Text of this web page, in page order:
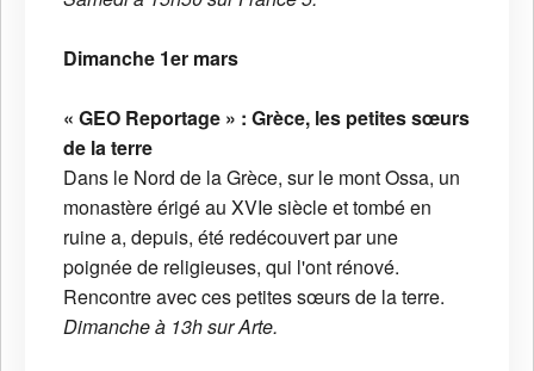
Dimanche 1er mars
« GEO Reportage » : Grèce, les petites sœurs
de la terre
Dans le Nord de la Grèce, sur le mont Ossa, un
monastère érigé au XVIe siècle et tombé en
ruine a, depuis, été redécouvert par une
poignée de religieuses, qui l'ont rénové.
Rencontre avec ces petites sœurs de la terre.
Dimanche à 13h sur Arte.